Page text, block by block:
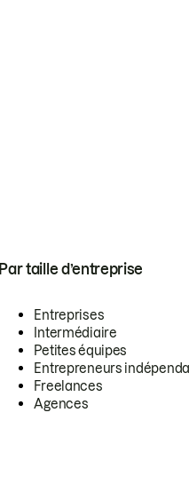
Par taille d’entreprise
Entreprises
Intermédiaire
Petites équipes
Entrepreneurs
Freelances
Agences